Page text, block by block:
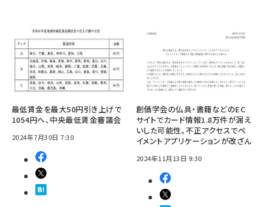
最低賃金を最大50円引き上げで
1054円へ、中央最低賃金審議会
2024年7月30日 7:30
創価学会の仏具・書籍などのEC
サイトでカード情報1.8万件が漏え
いした可能性。不正アクセスでペ
イメントアプリケーションが改ざん
2024年11月13日 9:30